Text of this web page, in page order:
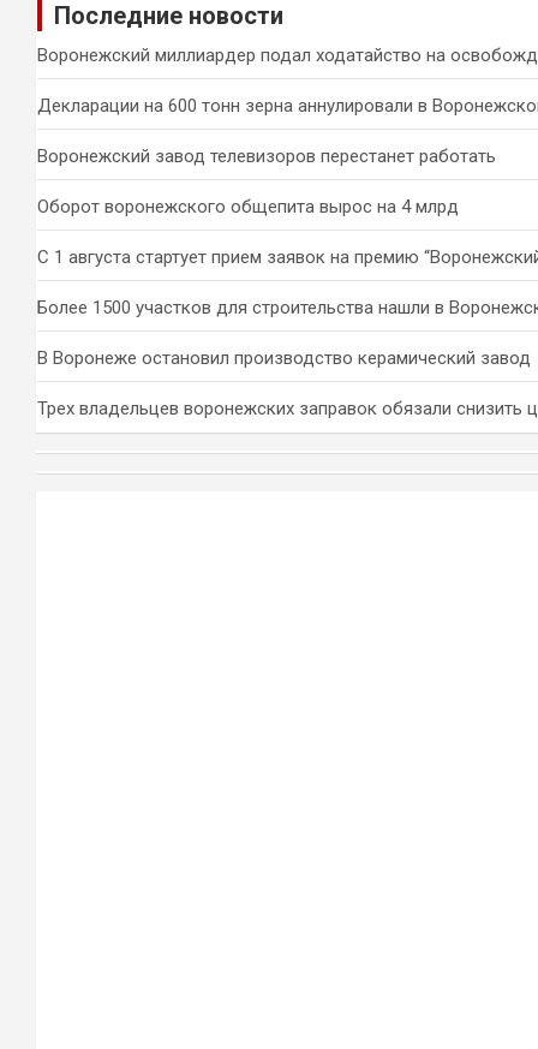
Последние новости
Воронежский миллиардер подал ходатайство на
Декларации на 600 тонн зерна аннулировали в
Воронежский завод телевизоров перестанет работать
Оборот воронежского общепита вырос на 4 млрд
С 1 августа стартует прием заявок на премию
Более 1500 участков для строительства нашли в
В Воронеже остановил производство керамический завод
Трех владельцев воронежских заправок обязали снизить